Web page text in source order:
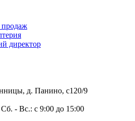
директор
д. Панино, с120/9
- Вс.: с 9:00 до 15:00